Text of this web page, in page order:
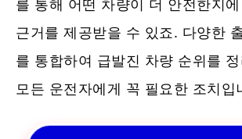
를 통해 어떤 차량이 더 안전한지
근거를 제공받을 수 있죠. 다양한
를 통합하여 급발진 차량 순위를
모든 운전자에게 꼭 필요한 조치입